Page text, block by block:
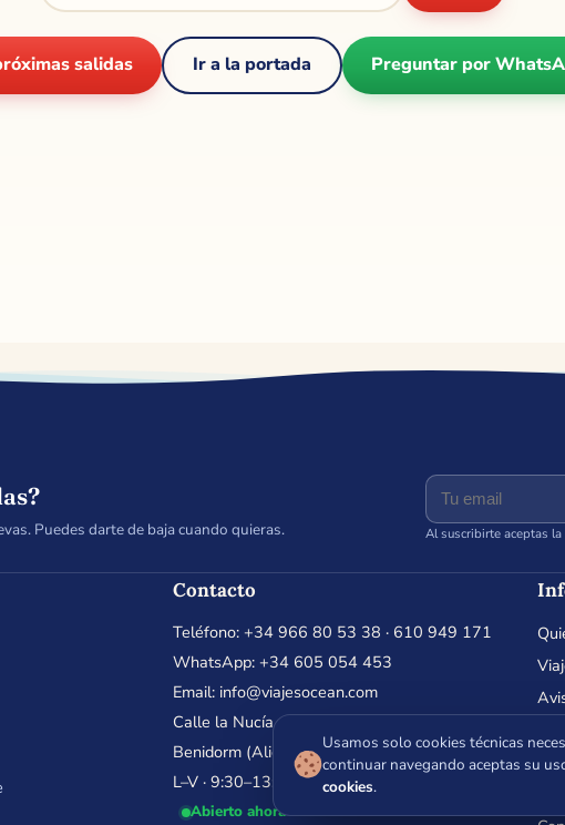
salidas Ir a la portada Preguntar por
Puedes darte de baja cuando quieras. Al suscribirte aceptas la
Contacto
Teléfono:+34 966 80 53 38 · 610 949 171
WhatsApp:+34 605 054 453
Email: info@viajesocean.com
Calle la Nucía 4, Entresuelo 8 · 03502
Benidorm (Alicante)
L–V · 9:30–13:30 y 16:30–19:30
Abierto ahora
🍪
Usamos solo cookies técnicas
continuar navegando aceptas su
cookies.